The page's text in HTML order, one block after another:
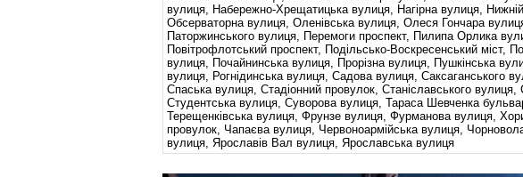
вулиця, Набережно-Хрещатицька вулиця, Нагірна вулиця,
Обсерваторна вулиця, Оленівська вулиця, Олеся Гончара
Паторжинського вулиця, Перемоги проспект, Пилипа Орлика
Повітрофлотський проспект, Подільсько-Воскресенський міст,
вулиця, Почайнинська вулиця, Прорізна вулиця, Пушкінська
вулиця, Рогнідинська вулиця, Садова вулиця, Саксаганського
Спаська вулиця, Стадіонний провулок, Станіславського
Студентська вулиця, Суворова вулиця, Тараса Шевченка
Терещенківська вулиця, Фрунзе вулиця, Фурманова вулиця,
провулок, Чапаєва вулиця, Червоноармійська вулиця,
вулиця, Ярославів Вал вулиця, Ярославська вулиця